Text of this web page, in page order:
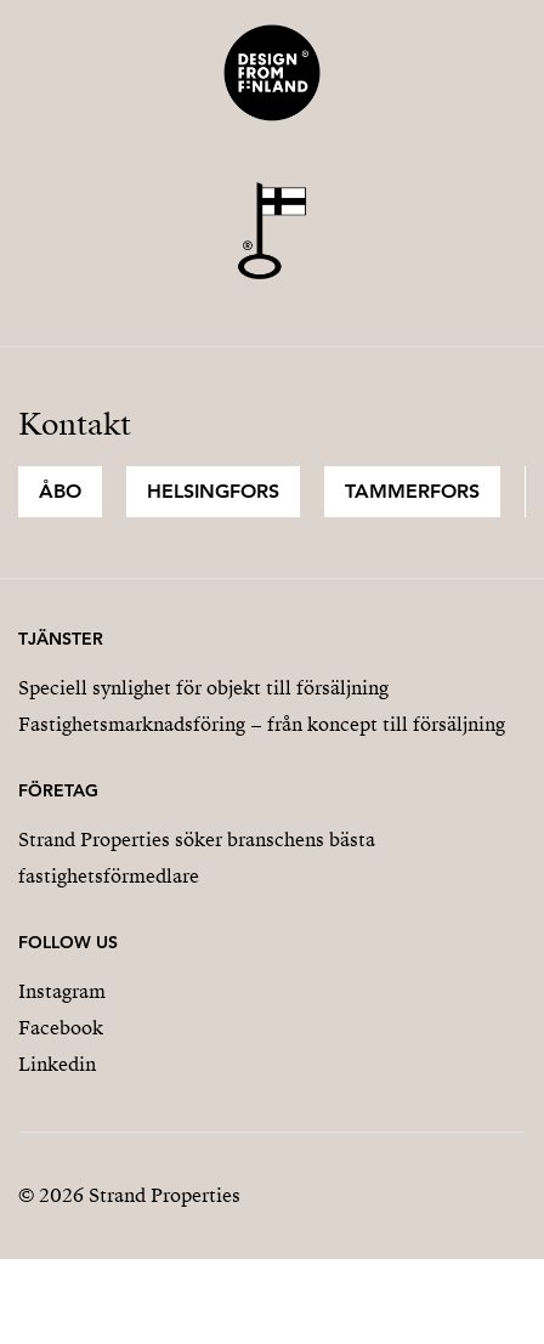
Kontakt
ÅBO HELSINGFORS TAMMERFORS
TJÄNSTER
Speciell synlighet för objekt till försäljning
Fastighetsmarknadsföring – från koncept till försäljning
FÖRETAG
Strand Properties söker branschens bästa
fastighetsförmedlare
FOLLOW US
Instagram
Facebook
Linkedin
© 2026 Strand Properties